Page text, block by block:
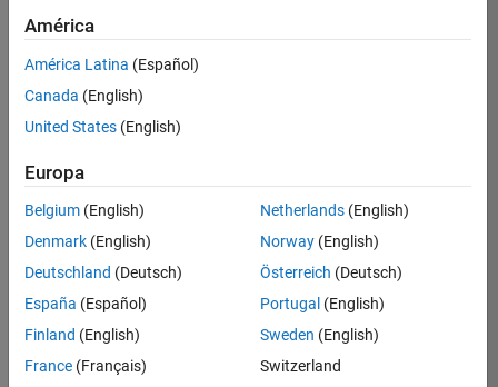
Software
Program
Manager
-
Cloud
Inicie
sesión
en
su
cuenta
de
empleo
América
América Latina (Español)
Canada (English)
United States (English)
Europa
Belgium (English)
Denmark (English)
Deutschland (Deutsch)
España (Español)
Finland (English)
France (Français)
Netherlands(English)
Norway(English)
Österreich (Deutsch)
Portugal (English)
Sweden (English)
Switzerland